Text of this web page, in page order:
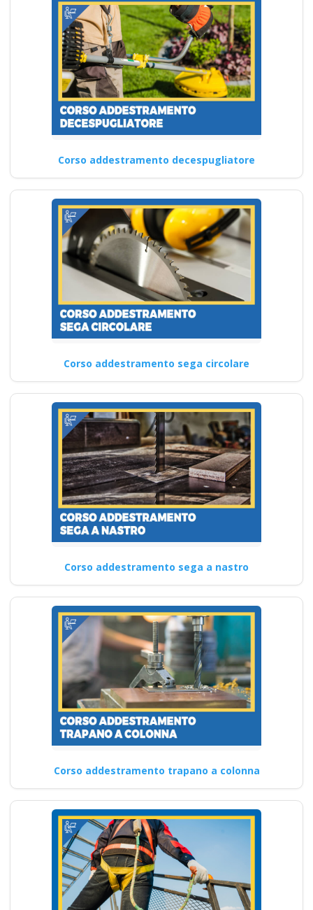
Corso addestramento decespugliatore
Corso addestramento sega circolare
Corso addestramento sega a nastro
Corso addestramento trapano a colonna